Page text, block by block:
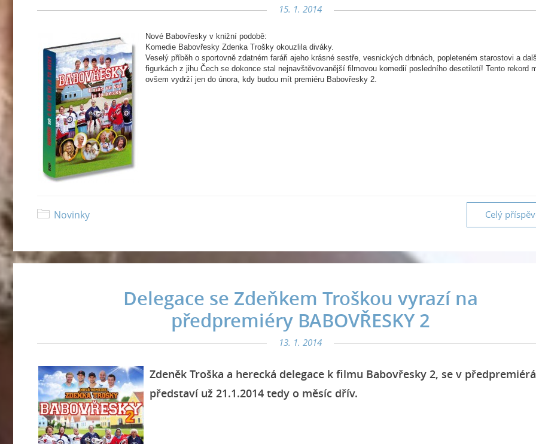
15. 1. 2014
Nové Babovřesky v knižní podobě:
Komedie Babovřesky Zdenka Trošky okouzlila diváky.
Veselý příběh o sportovně zdatném faráři ajeho krásné sestře, vesnických drbnách, popleteném starostovi a
figurkách z jihu Čech se dokonce stal nejnavštěvovanější filmovou komedií posledního desetiletí! Tento rekord
ovšem vydrží jen do února, kdy budou mít premiéru Babovřesky 2.
Celý
Novinky
Delegace se Zdeňkem Troškou vyrazí na
předpremiéry BABOVŘESKY 2
13. 1. 2014
Zdeněk Troška a herecká delegace k filmu Babovřesky 2, se v
představí už 21.1.2014 tedy o měsíc dřív.